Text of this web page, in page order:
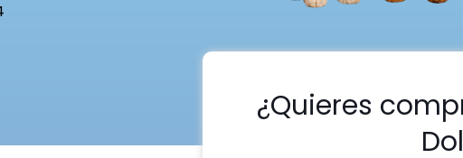
¿Quieres